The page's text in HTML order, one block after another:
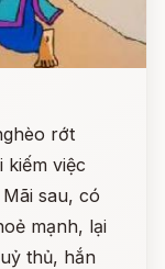
rớt
kiếm việc
sau, có
mạnh, lại
thủ, hắn